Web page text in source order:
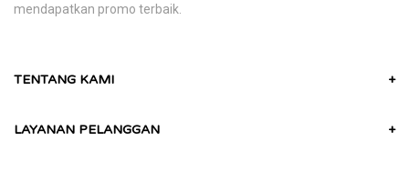
mendapatkan promo terbaik.
TENTANG KAMI +
LAYANAN PELANGGAN +